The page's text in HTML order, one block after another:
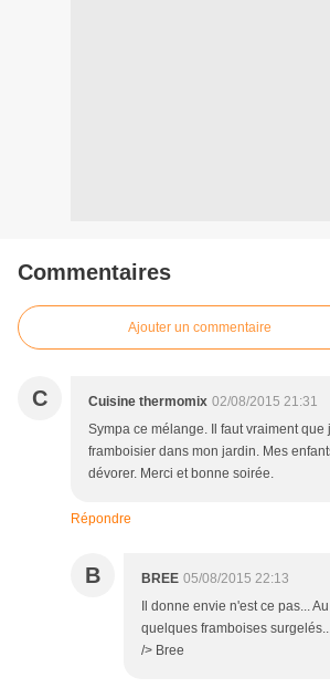
Commentaires
Ajouter un commentaire
C Cuisine thermomix 02/08/2015 21:31
Sympa ce mélange. Il faut vraiment que
framboisier dans mon jardin. Mes
dévorer. Merci et bonne soirée.
Répondre
B BREE 05/08/2015 22:13
Il donne envie n'est ce pas...
quelques framboises
/> Bree